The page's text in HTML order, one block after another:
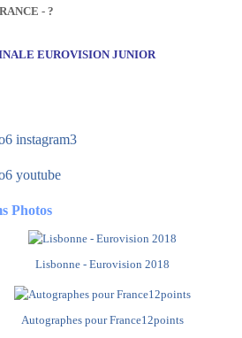
- ?
EUROVISION JUNIOR
Photos
Lisbonne - Eurovision 2018
Autographes pour France12points